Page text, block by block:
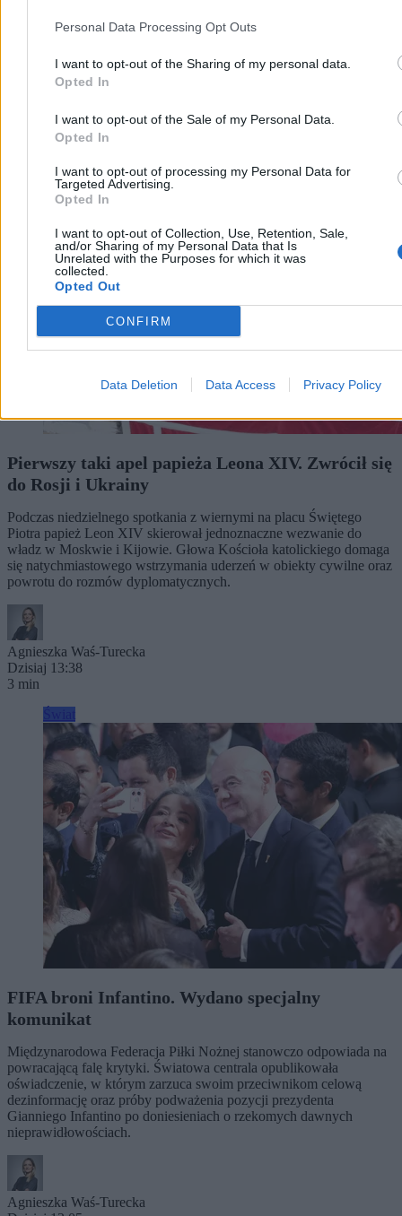
Personal Data Processing Opt Outs
I want to opt-out of the Sharing of my personal data.
Opted In
I want to opt-out of the Sale of my Personal Data.
Opted In
I want to opt-out of processing my Personal Data for
Targeted Advertising.
Opted In
I want to opt-out of Collection, Use, Retention, Sale,
and/or Sharing of my Personal Data that Is
Unrelated with the Purposes for which it was
collected.
Opted Out
CONFIRM
Data Deletion Data Access Privacy Policy
Świat
Pierwszy taki apel papieża Leona XIV. Zwrócił się
do Rosji i Ukrainy
Podczas niedzielnego spotkania z wiernymi na placu Świętego
Piotra papież Leon XIV skierował jednoznaczne wezwanie do
władz w Moskwie i Kijowie. Głowa Kościoła katolickiego domaga
się natychmiastowego wstrzymania uderzeń w obiekty cywilne oraz
powrotu do rozmów dyplomatycznych.
Agnieszka Waś-Turecka
Dzisiaj 13:38
3 min
FIFA broni Infantino. Wydano specjalny
komunikat
Międzynarodowa Federacja Piłki Nożnej stanowczo odpowiada na
powracającą falę krytyki. Światowa centrala opublikowała
oświadczenie, w którym zarzuca swoim przeciwnikom celową
dezinformację oraz próby podważenia pozycji prezydenta
Gianniego Infantino po doniesieniach o rzekomych dawnych
nieprawidłowościach.
Agnieszka Waś-Turecka